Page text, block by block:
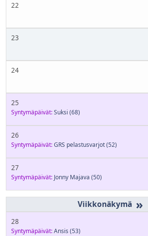
22
23
24
25
Syntymäpäivät:Suksi (68)
26
Syntymäpäivät:GRS pelastusvarjot(52)
27
Syntymäpäivät: Jonny Majava (50)
»
28
Syntymäpäivät:Ansis (53)